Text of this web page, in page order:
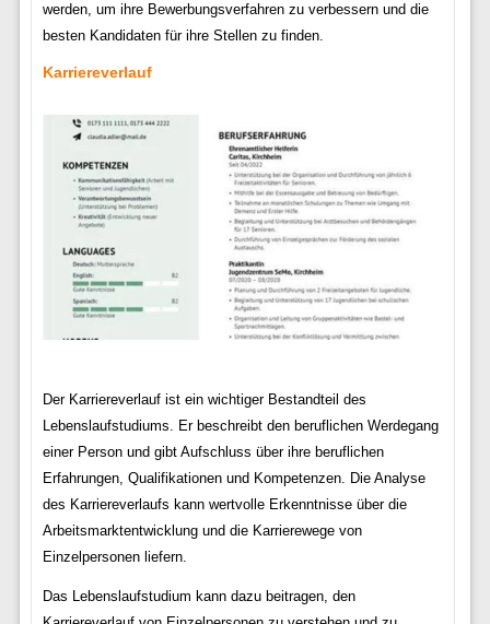
werden, um ihre Bewerbungsverfahren zu verbessern und die
besten Kandidaten für ihre Stellen zu finden.
Karriereverlauf
Der Karriereverlauf ist ein wichtiger Bestandteil des
Lebenslaufstudiums. Er beschreibt den beruflichen Werdegang
einer Person und gibt Aufschluss über ihre beruflichen
Erfahrungen, Qualifikationen und Kompetenzen. Die Analyse
des Karriereverlaufs kann wertvolle Erkenntnisse über die
Arbeitsmarktentwicklung und die Karrierewege von
Einzelpersonen liefern.
Das Lebenslaufstudium kann dazu beitragen, den